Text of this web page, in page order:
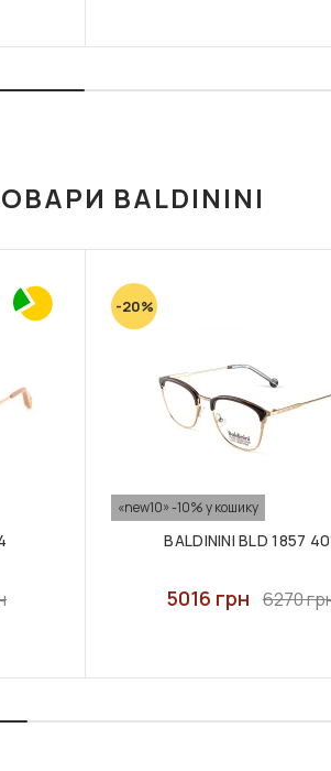
BALDININI
-20%
«new10» -10% у кошику
BALDININI BLD 1857
5016 грн 6270